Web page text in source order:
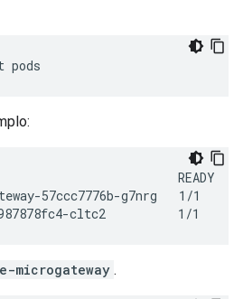
pods
READY
57ccc7776b-g7nrg   1/1
microgateway .